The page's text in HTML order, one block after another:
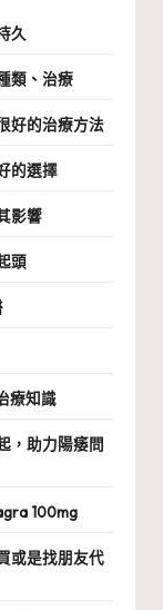
久
類、治療
好的治療方法
的選擇
影響
頭
療知識
，助力陽痿問
100mg
或是找朋友代